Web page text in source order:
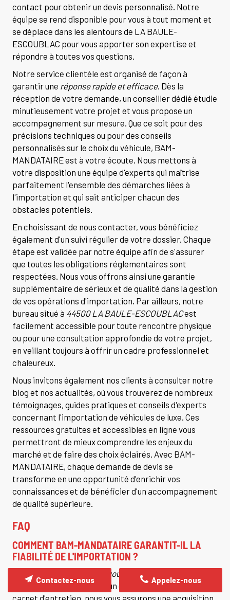
contact pour obtenir un devis personnalisé. Notre
équipe se rend disponible pour vous à tout moment et
se déplace dans les alentours de LA BAULE-
ESCOUBLAC pour vous apporter son expertise et
répondre à toutes vos questions.
Notre service clientèle est organisé de façon à
garantir une réponse rapide et efficace. Dès la
réception de votre demande, un conseiller dédié étudie
minutieusement votre projet et vous propose un
accompagnement sur mesure. Que ce soit pour des
précisions techniques ou pour des conseils
personnalisés sur le choix du véhicule, BAM-
MANDATAIRE est à votre écoute. Nous mettons à
votre disposition une équipe d'experts qui maîtrise
parfaitement l'ensemble des démarches liées à
l'importation et qui sait anticiper chacun des
obstacles potentiels.
En choisissant de nous contacter, vous bénéficiez
également d'un suivi régulier de votre dossier. Chaque
étape est validée par notre équipe afin de s'assurer
que toutes les obligations réglementaires sont
respectées. Nous vous offrons ainsi une garantie
supplémentaire de sérieux et de qualité dans la gestion
de vos opérations d'importation. Par ailleurs, notre
bureau situé à 44500 LA BAULE-ESCOUBLACest
facilement accessible pour toute rencontre physique
ou pour une consultation approfondie de votre projet,
en veillant toujours à offrir un cadre professionnel et
chaleureux.
Nous invitons également nos clients à consulter notre
blog et nos actualités, où vous trouverez de nombreux
témoignages, guides pratiques et conseils d'experts
concernant l'importation de véhicules de luxe. Ces
ressources gratuites et accessibles en ligne vous
permettront de mieux comprendre les enjeux du
marché et de faire des choix éclairés. Avec BAM-
MANDATAIRE, chaque demande de devis se
transforme en une opportunité d'enrichir vos
connaissances et de bénéficier d'un accompagnement
de qualité supérieure.
FAQ
COMMENT BAM-MANDATAIRE GARANTIT-IL LA
FIABILITÉ DE L'IMPORTATION ?
Grâce à une vérification rigoureusede l'ensemble des
documents du véhicule et un contrôle minutieux du
carnet d'entretien, nous vous assurons une acquisition
Appelez-nous
Contactez-nous